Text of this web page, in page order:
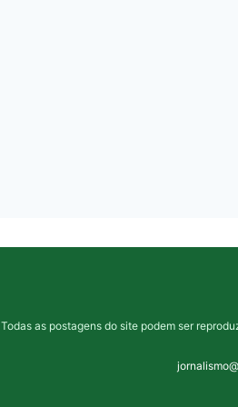
Todas as postagens do site podem ser